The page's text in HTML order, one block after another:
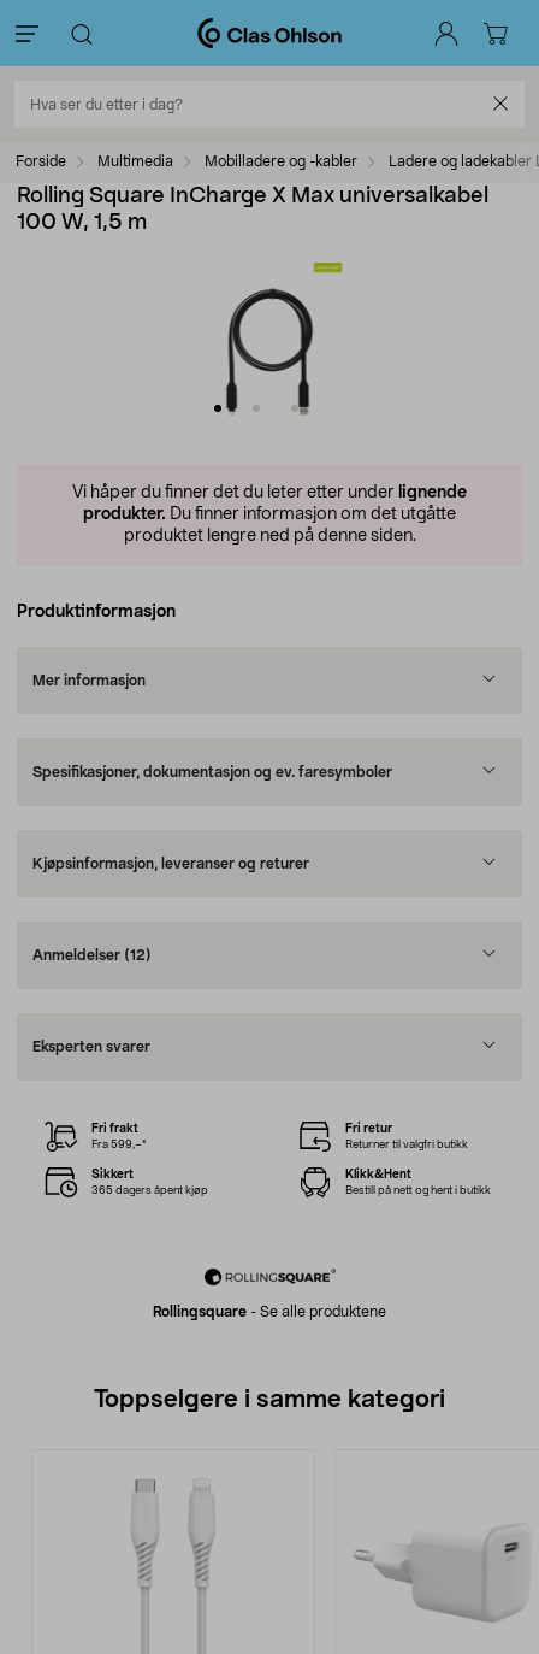
Forside Multimedia Mobilladere og -kabler Ladere og ladekabler
Rolling Square InCharge X Max universalkabel
100 W, 1,5 m
Vi håper du finner det du leter etter under lignende
produkter. Du finner informasjon om det utgåtte
produktet lengre ned på denne siden.
Produktinformasjon
Mer informasjon
Spesifikasjoner, dokumentasjon og ev. faresymboler
Kjøpsinformasjon, leveranser og returer
Anmeldelser (12)
Eksperten svarer
Rollingsquare - Se alle produktene
Fri frakt
Fra 599,–*
Fri retur
Returner til valgfri butikk
Sikkert
365 dagers åpent kjøp
Klikk&Hent
Bestill på nett og hent i butikk
Toppselgere i samme kategori